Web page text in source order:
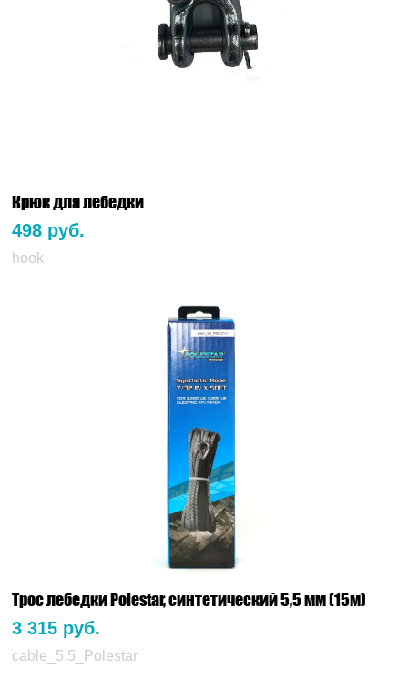
Крюк для лебедки
498 руб.
hook
Трос лебедки Polestar, синтетический 5,5 мм (15м)
3 315 руб.
cable_5.5_Polestar